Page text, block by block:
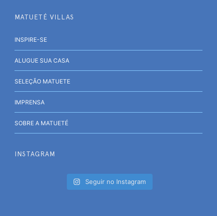
MATUETÉ VILLAS
INSPIRE-SE
ALUGUE SUA CASA
SELEÇÃO MATUETE
IMPRENSA
SOBRE A MATUETÉ
INSTAGRAM
Seguir no Instagram